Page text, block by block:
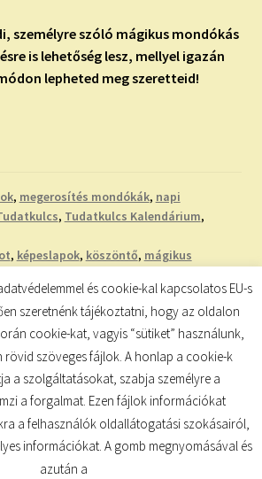
személyre szóló mágikus mondókás
is lehetőség lesz, mellyel igazán
lepheted meg szeretteid!
, megerosítés mondókák, napi
, Tudatkulcs Kalendárium,
, képeslapok, köszöntő, mágikus
,névnapi köszöntő,szeretettel,
és cookie-kal kapcsolatos EU-s
szeretnénk tájékoztatni, hogy az oldalon
cookie-kat, vagyis “sütiket” használunk,
rövid szöveges fájlok. A honlap a cookie-k
a szolgáltatásokat, szabja személyre a
a forgalmat. Ezen fájlok információkat
a felhasználók oldallátogatási szokásairól,
információkat. A gomb megnyomásával és
azután a